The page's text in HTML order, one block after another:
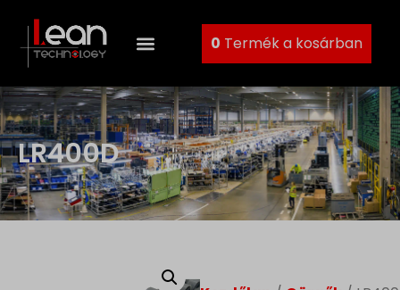
0 Termék a kosárban
LR400D